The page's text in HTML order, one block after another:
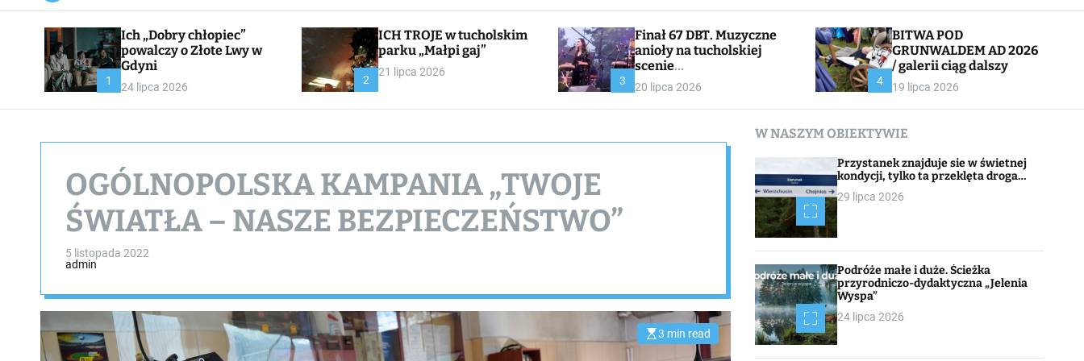
a
a
s
W
i
t
l
c
1
Ich „Dobry chłopiec”
powalczy o Złote Lwy w
Gdyni
24 lipca 2026
2
ICH TROJE w tucholskim
parku „Małpi gaj”
21 lipca 2026
3
Finał 67 DBT. Muzyczne
anioły na tucholskiej
scenie
CHOJNACKA//CHOJNACK
I
20 lipca 2026 4
BITWA POD
GRUNWALDEM AD 2026
/ galerii ciąg dalszy
19 lipca 2026
OGÓLNOPOLSKA KAMPANIA „TWOJE
ŚWIATŁA – NASZE BEZPIECZEŃSTWO”
5 listopada 2022
admin
E
3 min read
W NASZYM OBIEKTYWIE
Przystanek znajduje sie w świetnej
kondycji, tylko ta przeklęta droga…
29 lipca 2026
Podróże małe i duże. Ścieżka
przyrodniczo-dydaktyczna „Jelenia
Wyspa”
24 lipca 2026